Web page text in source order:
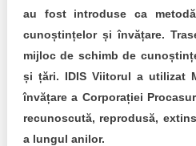
au fost introduse ca
cunoștințelor și învățare.
mijloc de schimb de
și țări. IDIS Viitorul a utilizat
învățare a Corporației
recunoscută, reprodusă,
a lungul anilor.